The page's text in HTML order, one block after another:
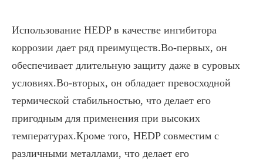
Использование HEDP в качестве ингибитора
коррозии дает ряд преимуществ.Во-первых, он
обеспечивает длительную защиту даже в суровых
условиях.Во-вторых, он обладает превосходной
термической стабильностью, что делает его
пригодным для применения при высоких
температурах.Кроме того, HEDP совместим с
различными металлами, что делает его